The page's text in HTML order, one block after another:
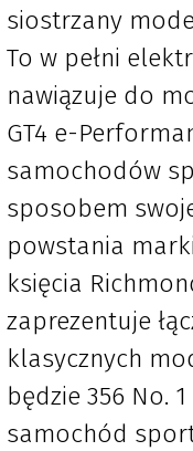
siostrzany
To w pełni
nawiązuje do
GT4 e-
samochodów
sposobem
powstania
księcia
zaprezentuje
klasycznych
będzie 356 No.
samochód